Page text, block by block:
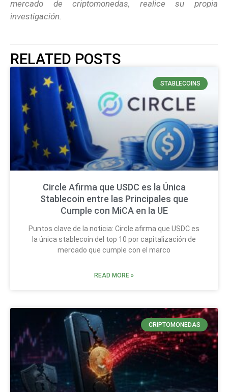
mercado de criptomonedas, realice su propia
investigación.
RELATED POSTS
STABLECOINS
Circle Afirma que USDC es la Única
Stablecoin entre las Principales que
Cumple con MiCA en la UE
Puntos clave de la noticia: Circle afirma que USDC es
la única stablecoin del top 10 por capitalización de
mercado que cumple con el marco
READ MORE »
CRIPTOMONEDAS